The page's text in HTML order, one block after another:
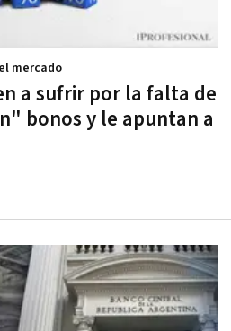
a sufrir por la falta de
bonos y le apuntan a
mercado